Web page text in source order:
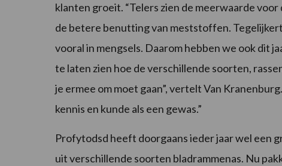
klanten groeit. “Telers zien de meerwaarde
de betere benutting van meststoffen.
vooral in mengsels. Daarom hebben we ook dit
te laten zien hoe de verschillende soorten,
je ermee om moet gaan”, vertelt Van
kennis en kunde als een gewas.”
Profytodsd heeft doorgaans ieder jaar wel een
uit verschillende soorten bladrammenas. Nu